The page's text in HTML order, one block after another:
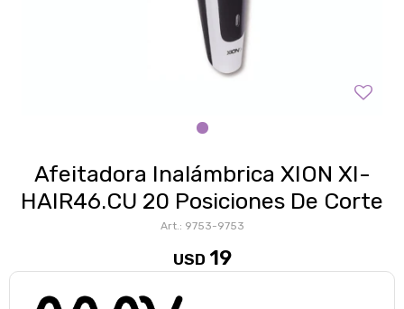
Afeitadora Inalámbrica XION XI-
HAIR46.CU 20 Posiciones De Corte
9753-9753
USD 19